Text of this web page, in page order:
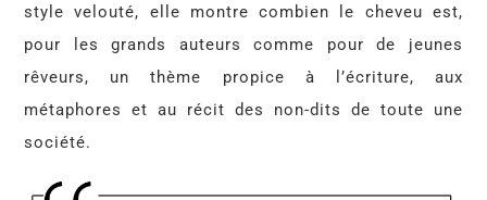
style velouté, elle montre combien le cheveu est,
pour les grands auteurs comme pour de jeunes
rêveurs, un thème propice à l’écriture, aux
métaphores et au récit des non-dits de toute une
société.